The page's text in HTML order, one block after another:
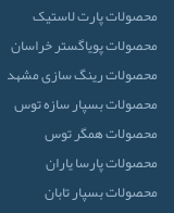
محصولات پارت لاستیک
محصولات پویاگستر خراسان
محصولات رینگ سازی مشهد
محصولات بسپار سازه توس
محصولات همگر توس
محصولات پارسا یاران
محصولات بسپار تابان